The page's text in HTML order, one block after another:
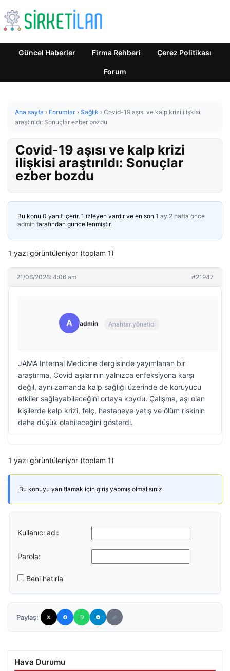
Güncel Haberler Firma Rehberi Çerez Politikası
Forum
Ana sayfa › Forumlar › Sağlık › Covid-19 aşısı ve kalp krizi ilişkisi
araştırıldı: Sonuçlar ezber bozdu
Covid-19 aşısı ve kalp krizi
ilişkisi araştırıldı: Sonuçlar
ezber bozdu
Bu konu 0 yanıt içerir, 1 izleyen vardır ve en son 1 ay 2 hafta önce
admin tarafından güncellenmiştir.
1 yazı görüntüleniyor (toplam 1)
21/06/2026: 4:06 am #21947
A admin Anahtar yönetici
JAMA Internal Medicine dergisinde yayımlanan bir
araştırma, Covid aşılarının yalnızca enfeksiyona karşı
değil, aynı zamanda kalp sağlığı üzerinde de koruyucu
etkiler sağlayabileceğini ortaya koydu. Çalışma, aşı olan
kişilerde kalp krizi, felç, hastaneye yatış ve ölüm riskinin
daha düşük olabileceğini gösterdi.
1 yazı görüntüleniyor (toplam 1)
Bu konuyu yanıtlamak için giriş yapmış olmalısınız.
Kullanıcı adı:
Parola:
Beni hatırla
Paylaş:
Hava Durumu